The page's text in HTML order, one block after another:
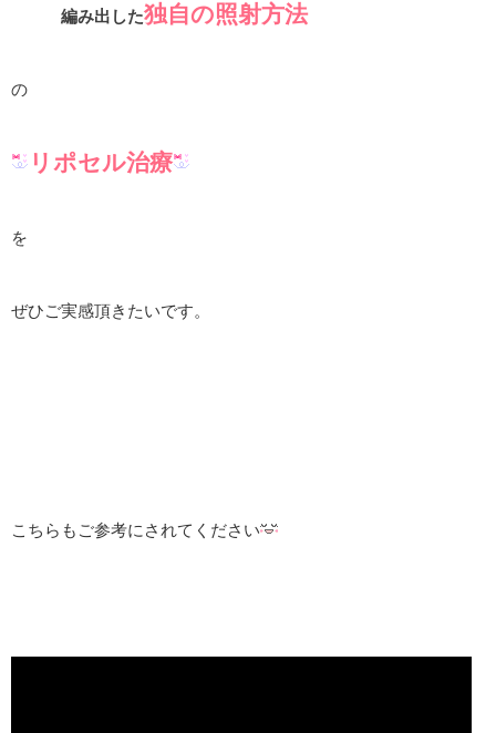
編み出した独自の照射方法
の
リポセル治療
を
ぜひご実感頂きたいです。
こちらもご参考にされてください